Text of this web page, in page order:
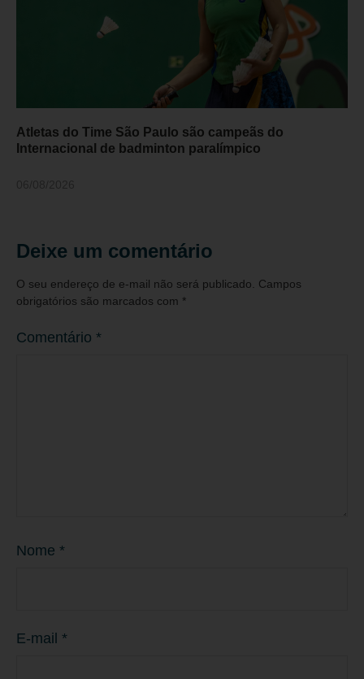
Atletas do Time São Paulo são campeãs do
Internacional de badminton paralímpico
Deixe um comentário
O seu endereço de e-mail não será publicado.
Campos
obrigatórios são marcados com *
Comentário *
Nome *
E-mail *